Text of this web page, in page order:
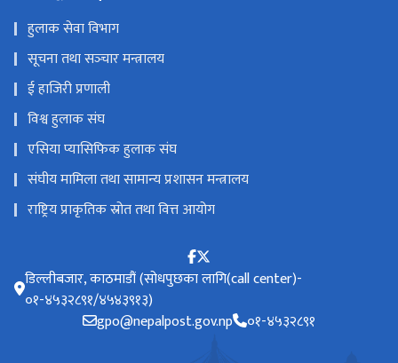
हुलाक सेवा विभाग
सूचना तथा सञ्‍चार मन्त्रालय
ई हाजिरी प्रणाली
विश्व हुलाक संघ
एसिया प्यासिफिक हुलाक संघ
संघीय मामिला तथा सामान्य प्रशासन मन्त्रालय
राष्ट्रिय प्राकृतिक स्रोत तथा वित्त आयोग
डिल्लीबजार, काठमाडौं (सोधपुछका लागि(call center)-
०१-४५३२८९१/४५४३९१३)
gpo@nepalpost.gov.np
०१-४५३२८९१